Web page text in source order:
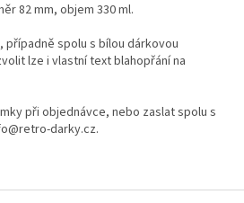
82 mm, objem 330 ml.
případně spolu s bílou dárkovou
lze i vlastní text blahopřání na
při objednávce, nebo zaslat spolu s
darky.cz.